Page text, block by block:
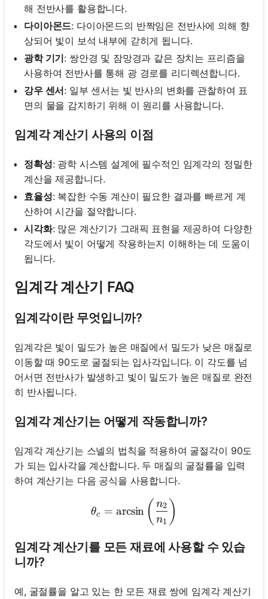
해 전반사를 활용합니다.
다이아몬드: 다이아몬드의 반짝임은 전반사에 의해 향
상되어 빛이 보석 내부에 갇히게 됩니다.
광학 기기: 쌍안경 및 잠망경과 같은 장치는 프리즘을
사용하여 전반사를 통해 광 경로를 리디렉션합니다.
강우 센서: 일부 센서는 빛 반사의 변화를 관찰하여 표
면의 물을 감지하기 위해 이 원리를 사용합니다.
임계각 계산기 사용의 이점
정확성: 광학 시스템 설계에 필수적인 임계각의 정밀한
계산을 제공합니다.
효율성: 복잡한 수동 계산이 필요한 결과를 빠르게 계
산하여 시간을 절약합니다.
시각화: 많은 계산기가 그래픽 표현을 제공하여 다양한
각도에서 빛이 어떻게 작용하는지 이해하는 데 도움이
됩니다.
임계각 계산기 FAQ
임계각이란 무엇입니까?
임계각은 빛이 밀도가 높은 매질에서 밀도가 낮은 매질로
이동할 때 90도로 굴절되는 입사각입니다. 이 각도를 넘
어서면 전반사가 발생하고 빛이 밀도가 높은 매질로 완전
히 반사됩니다.
임계각 계산기는 어떻게 작동합니까?
임계각 계산기는 스넬의 법칙을 적용하여 굴절각이 90도
가 되는 입사각을 계산합니다. 두 매질의 굴절률을 입력
하여 계산기는 다음 공식을 사용합니다.
\theta_c =
θc = arcsin ( n1
n2 )
임계각 계산기를 모든 재료에 사용할 수 있습
니까?
예, 굴절률을 알고 있는 한 모든 재료 쌍에 임계각 계산기